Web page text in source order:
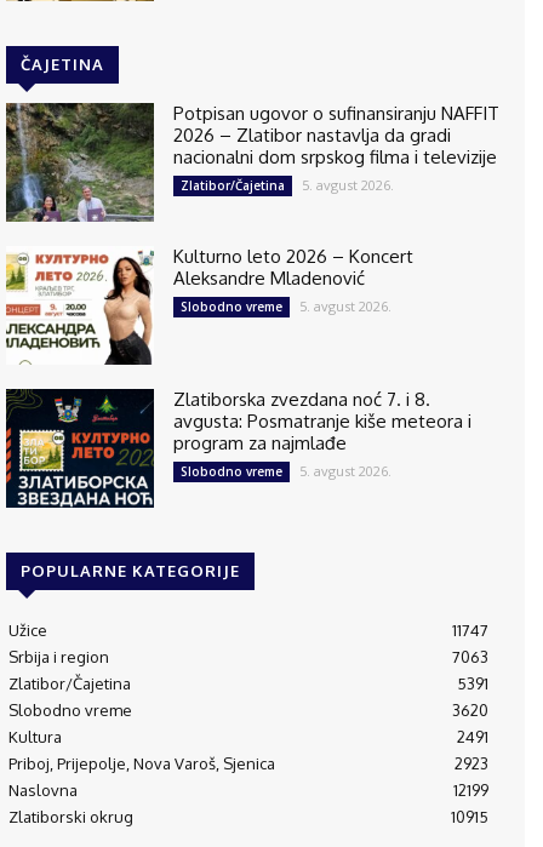
ČAJETINA
Potpisan ugovor o sufinansiranju NAFFIT
2026 – Zlatibor nastavlja da gradi
nacionalni dom srpskog filma i televizije
Zlatibor/Čajetina 5. avgust 2026.
Kulturno leto 2026 – Koncert
Aleksandre Mladenović
Slobodno vreme 5. avgust 2026.
Zlatiborska zvezdana noć 7. i 8.
avgusta: Posmatranje kiše meteora i
program za najmlađe
Slobodno vreme 5. avgust 2026.
POPULARNE KATEGORIJE
Užice
11747
Srbija i region
7063
Zlatibor/Čajetina
5391
Slobodno vreme
3620
Kultura
2491
Priboj, Prijepolje, Nova Varoš, Sjenica
2923
Naslovna
12199
Zlatiborski okrug
10915